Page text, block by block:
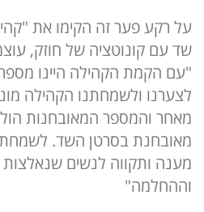
על רקע פער זה הקימו את
שד עם קונוטציה של חוזק,
"עם הקמת הקהילה היינו
מאובחנת בסרטן השד.
מענה ותקווה לנשים
וההחלמה"